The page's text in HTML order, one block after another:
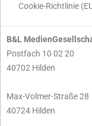
Cookie-Richtlinie
B&L
Postfach 10 02 20
40702 Hilden
Max-Volmer-Straße 28
40724 Hilden